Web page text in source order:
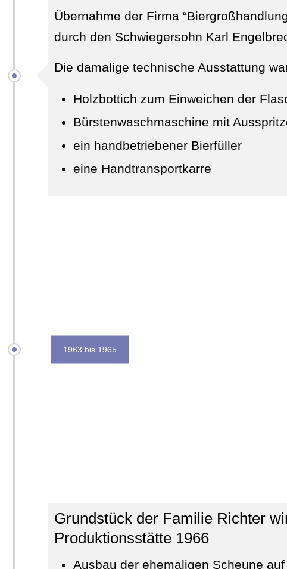
Übernahme der Firma
durch den Schwiegersohn Karl
Die damalige technische Ausstattung
Holzbottich zum Einweichen der
Bürstenwaschmaschine mit
ein handbetriebener Bierfüller
eine Handtransportkarre
1963 bis 1965
Grundstück der Familie Richter
Produktionsstätte 1966
Ausbau der ehemaligen Scheune